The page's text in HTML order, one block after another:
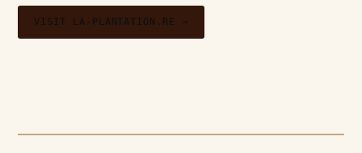
VISIT LA-PLANTATION.RE →